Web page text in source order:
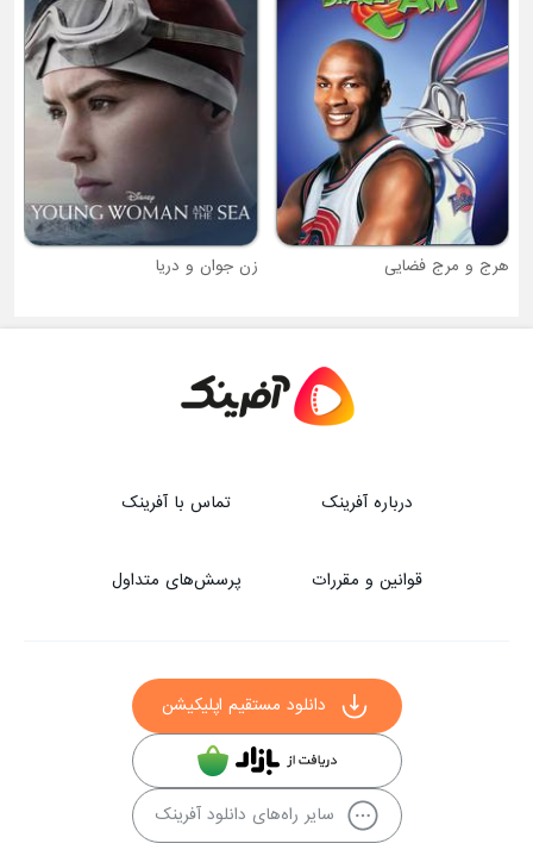
زن جوان و دریا
درباره آفرینک تماس با آفرینک
قوانین و مقررات پرسش‌های متداول
دانلود مستقیم اپلیکیشن
سایر راه‌های دانلود آفرینک